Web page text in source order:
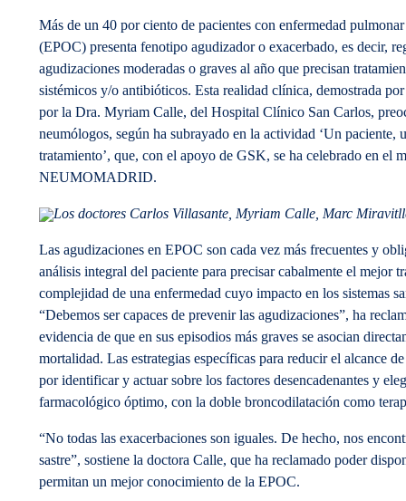
Más de un 40 por ciento de pacientes con enfermedad
(EPOC) presenta fenotipo agudizador o exacerbado, es decir,
agudizaciones moderadas o graves al año que precisan
sistémicos y/o antibióticos. Esta realidad clínica, demostrada
por la Dra. Myriam Calle, del Hospital Clínico San Carlos,
neumólogos, según ha subrayado en la actividad ‘Un paciente,
tratamiento’, que, con el apoyo de GSK, se ha celebrado en el
NEUMOMADRID.
Los doctores Carlos Villasante, Myriam Calle, Marc
Las agudizaciones en EPOC son cada vez más frecuentes y
análisis integral del paciente para precisar cabalmente el mejor
complejidad de una enfermedad cuyo impacto en los sistemas
“Debemos ser capaces de prevenir las agudizaciones”, ha
evidencia de que en sus episodios más graves se asocian
mortalidad. Las estrategias específicas para reducir el alcance
por identificar y actuar sobre los factores desencadenantes y
farmacológico óptimo, con la doble broncodilatación como
“No todas las exacerbaciones son iguales. De hecho, nos
sastre”, sostiene la doctora Calle, que ha reclamado poder
permitan un mejor conocimiento de la EPOC.